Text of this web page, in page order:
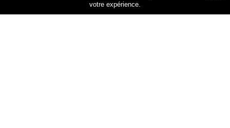
votre expérience.
Ajouter au panier